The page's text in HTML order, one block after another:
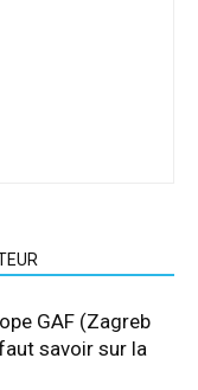
GAF (Zagreb
savoir sur la